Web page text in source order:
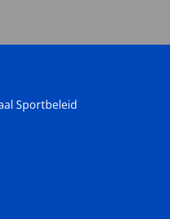
Sportbeleid